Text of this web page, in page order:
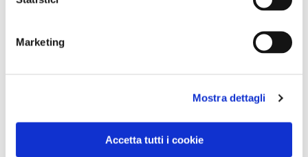
Marketing
Mostra dettagli
Accetta tutti i cookie